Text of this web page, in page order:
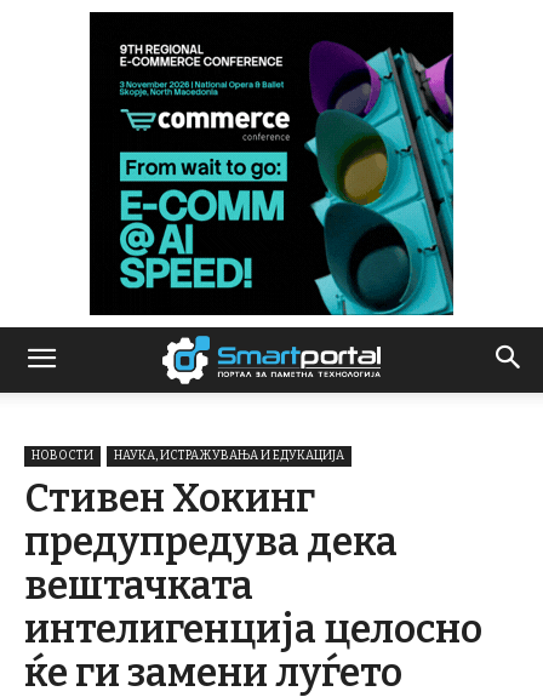
НОВОСТИ НАУКА, ИСТРАЖУВАЊА И ЕДУКАЦИЈА
Стивен Хокинг
предупредува дека
вештачката
интелигенција целосно
ќе ги замени луѓето